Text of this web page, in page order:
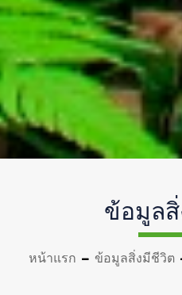
ข้อมูล
หน้าแรก ข้อมูลสิ่งมีชีวิต